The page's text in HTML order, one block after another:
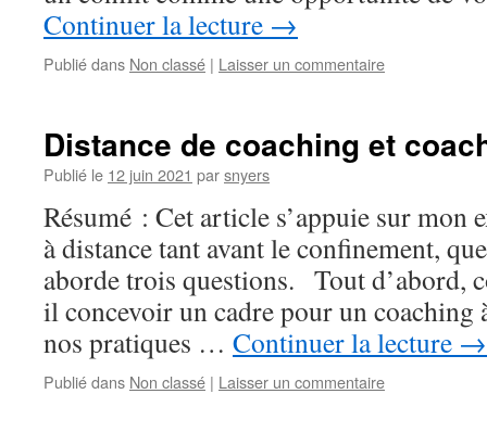
Continuer la lecture →
Publié dans Non classé | Laisser un commentaire
Distance de coaching et
Publié le 12 juin 2021 parsnyers
Résumé : Cet article s’appuie sur mon
à distance tant avant le confinement,
aborde trois questions. Tout d’abord,
il concevoir un cadre pour un coaching
nos pratiques … Continuer la lecture →
Publié dans Non classé | Laisser un commentaire